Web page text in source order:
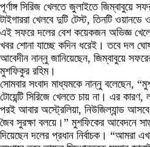
পূর্ণাঙ্গ সিরিজ খেলতে জুলাইতে জিম্বাবুয়ে
টাইগাররা খেলবে দুটি টেস্ট, তিনটি ওয়ানডে
এই সফরে দলের বেশ কয়েকজন অভিজ্ঞ
খবর শোনা যাচ্ছে কদিন ধরেই। তবে দল
আবেদীন নান্নু জানিয়েছেন, জিম্বাবুয়ে সফরের
মুশফিকুর রহিম।
সোমবার সংবাদ মাধ্যমকে নান্নু বলেছেন,
টোয়েন্টি সিরিজে খেলতে চায় না। এর
পরই আবার অস্ট্রেলিয়া, নিউজিল্যান্ড
জৈব সুরক্ষা বলয়ে।” মুশফিকের আবেদনে
দিয়েছেন দলের প্রধান নির্বাচক। “আমরা